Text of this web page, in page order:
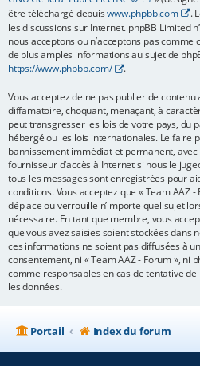
être téléchargé depuiswww.phpbb.com
.
les discussions sur Internet. phpBB Limited
nous acceptons ou n’acceptons pas
de plus amples informations au sujet de
https://www.phpbb.com/
.
Vous acceptez de ne pas publier de contenu
diffamatoire, choquant, menaçant, à
peut transgresser les lois de votre pays, du
hébergé ou les lois internationales. Le faire
bannissement immédiat et permanent,
fournisseur d’accès à Internet si nous le
tous les messages sont enregistrées pour
conditions. Vous acceptez que « Team AAZ
déplace ou verrouille n’importe quel sujet
nécessaire. En tant que membre, vous
que vous avez saisies soient stockées dans
ces informations ne soient pas diffusées à
consentement, ni « Team AAZ - Forum », ni
comme responsables en cas de tentative
les données.
Portail Index du forum